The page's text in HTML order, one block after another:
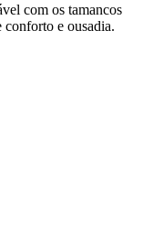
com os tamancos
conforto e ousadia.